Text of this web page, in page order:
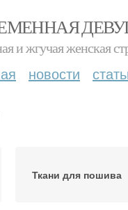
и жгучая женская
новости
Ткани для пошива